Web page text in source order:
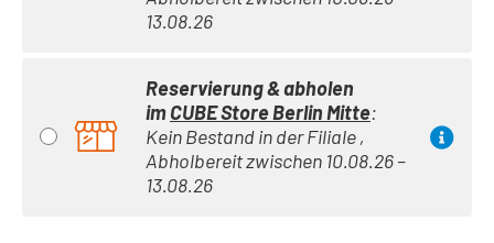
13.08.26
Reservierung & abholen
imCUBE Store Berlin Mitte:
Kein Bestand in der Filiale ,
Abholbereit zwischen 10.08.26 –
13.08.26